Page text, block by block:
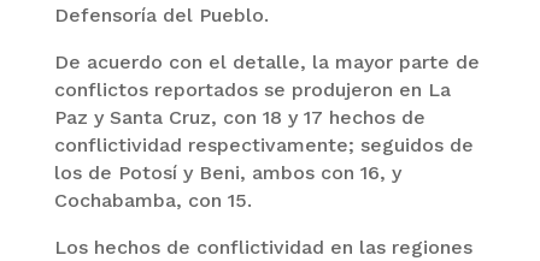
Defensoría del Pueblo.
De acuerdo con el detalle, la mayor parte de
conflictos reportados se produjeron en La
Paz y Santa Cruz, con 18 y 17 hechos de
conflictividad respectivamente; seguidos de
los de Potosí y Beni, ambos con 16, y
Cochabamba, con 15.
Los hechos de conflictividad en las regiones